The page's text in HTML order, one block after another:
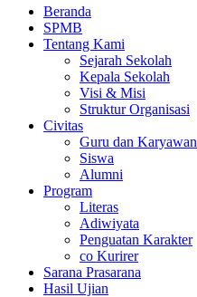
Beranda
SPMB
Tentang Kami
Sejarah Sekolah
Kepala Sekolah
Visi & Misi
Struktur Organisasi
Civitas
Guru dan Karyawan
Siswa
Alumni
Program
Literas
Adiwiyata
Penguatan Karakter
co Kurirer
Sarana Prasarana
Hasil Ujian